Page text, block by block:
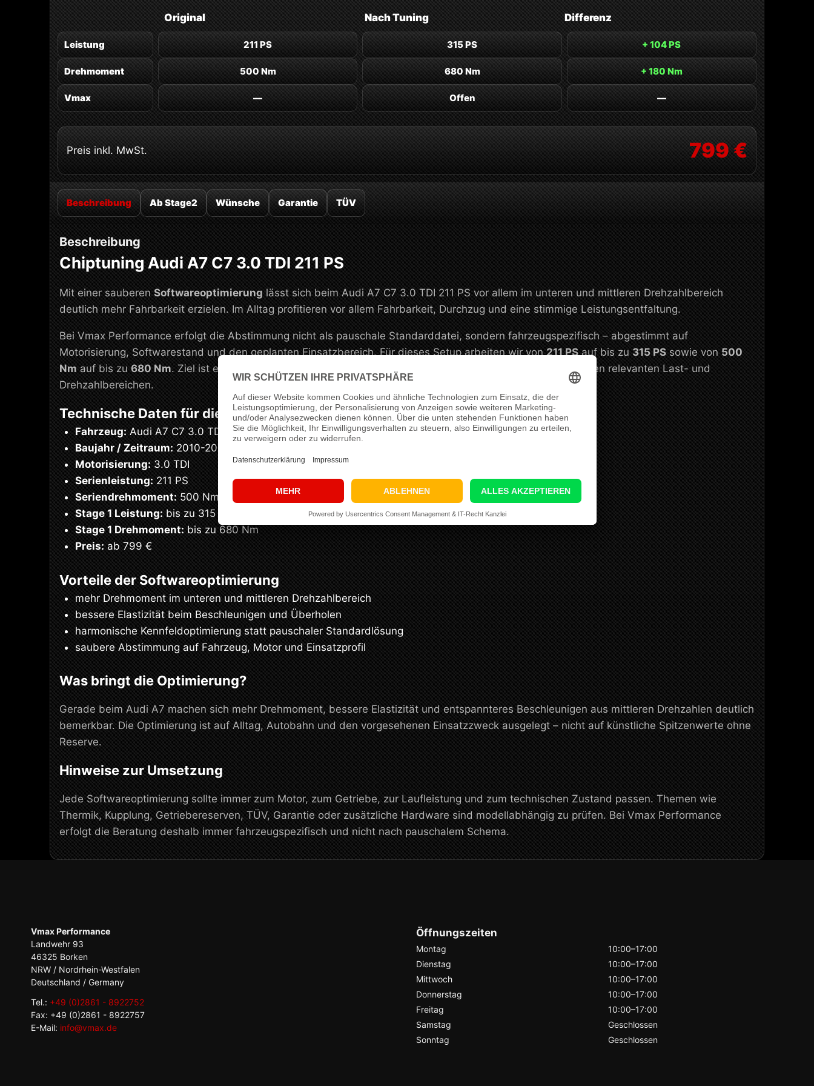
Original NachTuning Differenz
Leistung 211 PS 315 PS + 104 PS
Drehmoment 500 Nm 680 Nm + 180 Nm
Vmax — Offen —
Preis inkl. MwSt. 799 €
Beschreibung Ab Stage2 Wünsche Garantie TÜV
Beschreibung
Chiptuning Audi A7 C7 3.0 TDI 211 PS
Mit einer sauberen Softwareoptimierung lässt sich beim Audi A7 C7 3.0 TDI 211 PS vor allem im unteren und mittleren Drehzahlbereich
deutlich mehr Fahrbarkeit erzielen. Im Alltag profitieren vor allem Fahrbarkeit, Durchzug und eine stimmige Leistungsentfaltung.
Bei Vmax Performance erfolgt die Abstimmung nicht als pauschale Standarddatei, sondern fahrzeugspezifisch – abgestimmt auf
Motorisierung, Softwarestand und den geplanten Einsatzbereich. Für dieses Setup arbeiten wir von211 PSauf bis zu 315 PS sowie von 500
Nm auf bis zu 680 Nm. Ziel ist eine saubere, alltagstaugliche Leistungssteigerung mit stimmiger Reserve in den relevanten Last- und
Drehzahlbereichen.
Technische Daten für dieses Setup
Fahrzeug: Audi A7 C7 3.0 TDI
Baujahr / Zeitraum: 2010-2018
Motorisierung: 3.0 TDI
Serienleistung: 211 PS
Seriendrehmoment: 500 Nm
Stage 1 Leistung: bis zu 315 PS
Stage 1 Drehmoment: bis zu 680 Nm
Preis: ab 799 €
Vorteile der Softwareoptimierung
mehr Drehmoment im unteren und mittleren Drehzahlbereich
bessere Elastizität beim Beschleunigen und Überholen
harmonische Kennfeldoptimierung statt pauschaler Standardlösung
saubere Abstimmung auf Fahrzeug, Motor und Einsatzprofil
Was bringt die Optimierung?
Gerade beim Audi A7 machen sich mehr Drehmoment, bessere Elastizität und entspannteres Beschleunigen aus mittleren Drehzahlen deutlich
bemerkbar. Die Optimierung ist auf Alltag, Autobahn und den vorgesehenen Einsatzzweck ausgelegt – nicht auf künstliche Spitzenwerte ohne
Reserve.
Hinweise zur Umsetzung
Jede Softwareoptimierung sollte immer zum Motor, zum Getriebe, zur Laufleistung und zum technischen Zustand passen. Themen wie
Thermik, Kupplung, Getriebereserven, TÜV, Garantie oder zusätzliche Hardware sind modellabhängig zu prüfen. Bei Vmax Performance
erfolgt die Beratung deshalb immer fahrzeugspezifisch und nicht nach pauschalem Schema.
Vmax Performance
Landwehr 93
46325 Borken
NRW / Nordrhein-Westfalen
Deutschland / Germany
Tel.: +49 (0)2861 - 8922752
Fax: +49 (0)2861 - 8922757
E-Mail: info@vmax.de
Öffnungszeiten
Montag
10:00–17:00
Dienstag
10:00–17:00
Mittwoch
10:00–17:00
Donnerstag
10:00–17:00
Freitag
10:00–17:00
Samstag
Geschlossen
Sonntag
Geschlossen